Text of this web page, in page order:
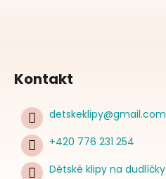
Kontakt
detskeklipy@gmail.com
+420 776 231 254
Dětské klipy na dudlíčky